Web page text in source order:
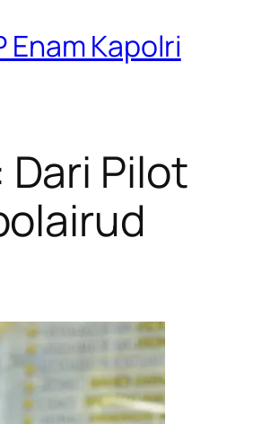
Enam Kapolri
Dari Pilot